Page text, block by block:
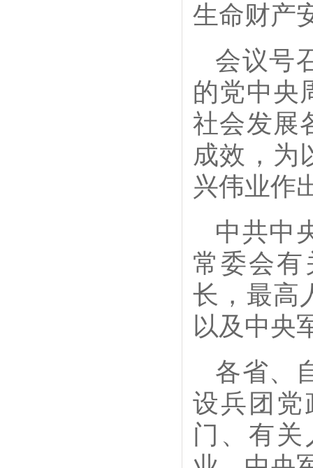
生命财产
会议号
的党中央
社会发展
成效，为
兴伟业作
中共中
常委会
长，最高
以及中央
各省、
设兵团党
门、有